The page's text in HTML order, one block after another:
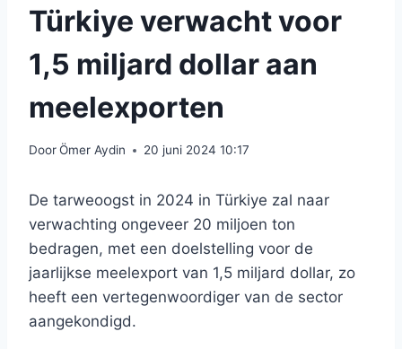
Türkiye verwacht voor
1,5 miljard dollar aan
meelexporten
DoorÖmer Aydin 20 juni 2024 10:17
De tarweoogst in 2024 in Türkiye zal naar
verwachting ongeveer 20 miljoen ton
bedragen, met een doelstelling voor de
jaarlijkse meelexport van 1,5 miljard dollar, zo
heeft een vertegenwoordiger van de sector
aangekondigd.